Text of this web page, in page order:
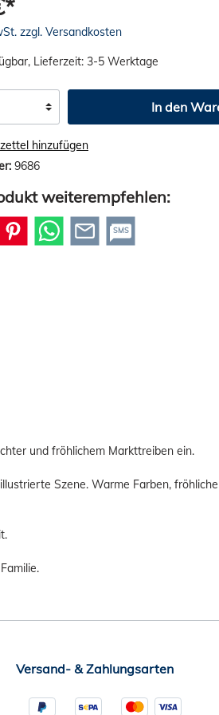
zzgl. Versandkosten
Lieferzeit: 3-5 Werktage
In den
hinzufügen
9686
weiterempfehlen:
SMS
und fröhlichem Markttreiben ein.
Szene. Warme Farben,
Versand- & Zahlungsarten